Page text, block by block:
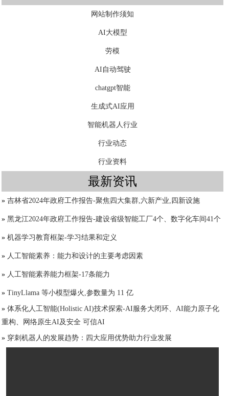
网站制作须知
AI大模型
劳模
AI自动驾驶
chatgpt智能
生成式AI应用
智能机器人行业
行业动态
行业资料
最新资讯
» 吉林省2024年政府工作报告-聚焦四大集群,六新产业,四新设施
» 黑龙江2024年政府工作报告-建设省级智能工厂4个、数字化车间41个
» 机器学习教育框架-学习结果和定义
» 人工智能素养：能力和设计的主要考虑因素
» 人工智能素养能力框架-17条能力
» TinyLlama 等小模型爆火,参数量为 11 亿
» 体系化人工智能(Holistic AI)技术探索-AI服务大闭环、AI能力原子化
重构、网络原生AI及安全 可信AI
» 穿刺机器人的发展趋势：四大应用优势助力行业发展